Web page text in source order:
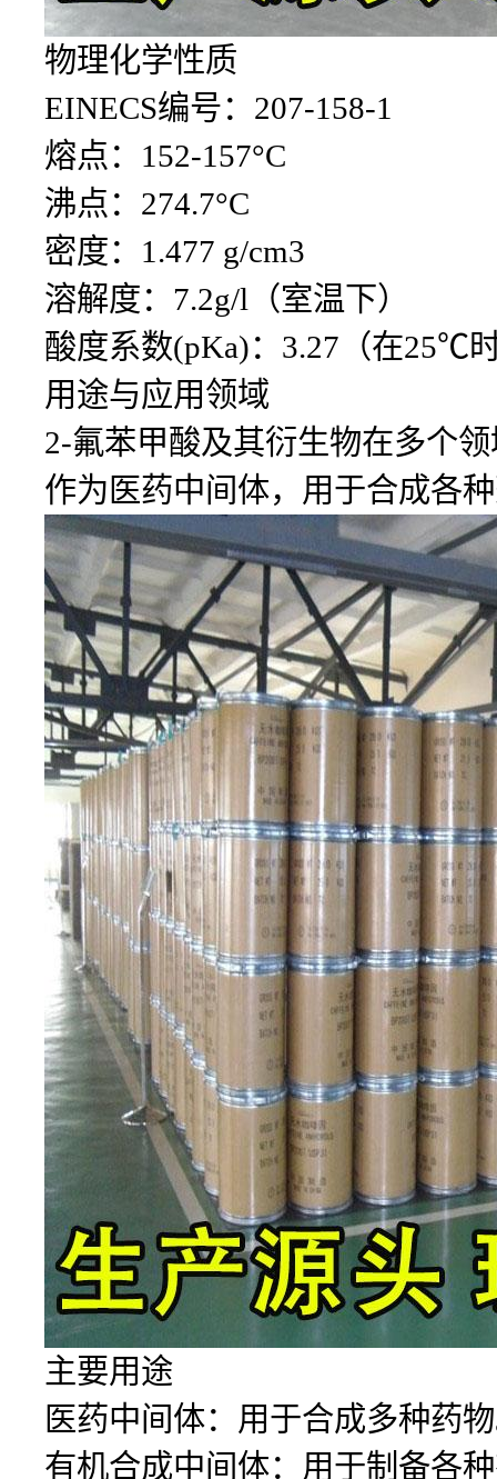
物理化学性质
EINECS编号：207-158-1
熔点：152-157°C
沸点：274.7°C
密度：1.477 g/cm3
溶解度：7.2g/l（室温下）
酸度系数(pKa)：3.27（在25℃
用途与应用领域
2-氟苯甲酸及其衍生物在多个
作为医药中间体，用于合成各
主要用途
医药中间体：用于合成多种药
有机合成中间体：用于制备各